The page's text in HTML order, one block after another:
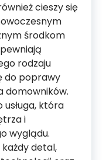
cieszy się
środkom
rodzaju
do poprawy
domowników.
usługa, która
i
wyglądu.
każdy detal,